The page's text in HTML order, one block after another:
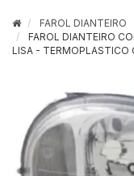
FAROL DIANTEIRO
FAROL DIANTEIRO
LISA - TERMOPLASTICO